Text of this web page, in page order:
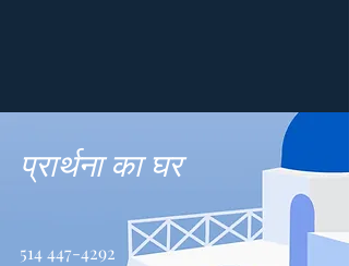
प्रार्थना का घर
514 447-4292